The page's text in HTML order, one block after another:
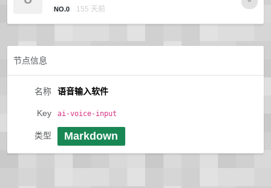
NO.0 155 天前
节点信息
名称 语音输入软件
Key ai-voice-input
类型 Markdown